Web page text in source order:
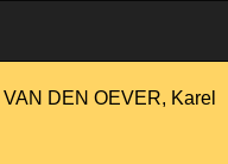
VAN DEN OEVER, Karel